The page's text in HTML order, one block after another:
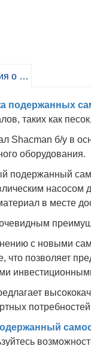
информация о продукте
подержанных
таких как
Shacman б/у в
оборудования.
подержанный
насосом
в месте
с новыми
что позволяет